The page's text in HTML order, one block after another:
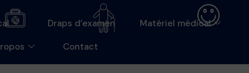
Draps d’examen Matériel médical
Contact